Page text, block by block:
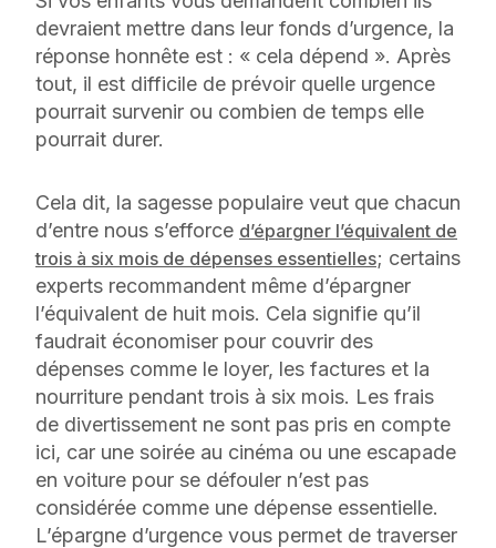
devraient mettre dans leur fonds d’urgence, la
réponse honnête est : « cela dépend ». Après
tout, il est difficile de prévoir quelle urgence
pourrait survenir ou combien de temps elle
pourrait durer.
Cela dit, la sagesse populaire veut que chacun
d’entre nous s’efforce d’épargner l’équivalent de
trois à six mois de dépenses essentielles; certains
experts recommandent même d’épargner
l’équivalent de huit mois. Cela signifie qu’il
faudrait économiser pour couvrir des
dépenses comme le loyer, les factures et la
nourriture pendant trois à six mois. Les frais
de divertissement ne sont pas pris en compte
ici, car une soirée au cinéma ou une escapade
en voiture pour se défouler n’est pas
considérée comme une dépense essentielle.
L’épargne d’urgence vous permet de traverser